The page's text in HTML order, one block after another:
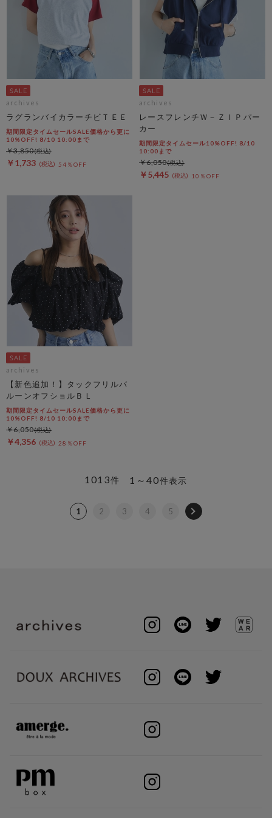
archives
ラグランバイカラーチビＴＥＥ
期間限定タイムセールSALE価格から更に
10%OFF! 8/10 10:00まで
￥1,733 54％OFF
￥3,850
archives
レースフレンチＷ－ＺＩＰパー
カー
期間限定タイムセール10%OFF! 8/10
10:00まで
￥5,445 10％OFF
￥6,050
archives
【新色追加！】タックフリルバ
ルーンオフショルＢＬ
期間限定タイムセールSALE価格から更に
10%OFF! 8/10 10:00まで
￥4,356 28％OFF
￥6,050
1～40件表示
1013件
1 2 3 4 5